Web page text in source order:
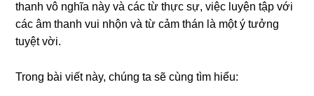
thanh vô nghĩa này và các từ thực sự, việc luyện tập với
các âm thanh vui nhộn và từ cảm thán là một ý tưởng
tuyệt vời.
Trong bài viết này, chúng ta sẽ cùng tìm hiểu: